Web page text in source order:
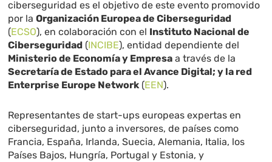
ciberseguridad es el objetivo de este evento promovido
por laOrganización Europea de Ciberseguridad
(ECSO), en colaboración con el Instituto Nacional de
Ciberseguridad (INCIBE), entidad dependiente del
Ministerio de Economía y Empresa a través de la
Secretaría de Estado para el Avance Digital; y la red
Enterprise Europe Network (EEN).
Representantes de start-ups europeas expertas en
ciberseguridad, junto a inversores, de países como
Francia, España, Irlanda, Suecia, Alemania, Italia, los
Países Bajos, Hungría, Portugal y Estonia, y